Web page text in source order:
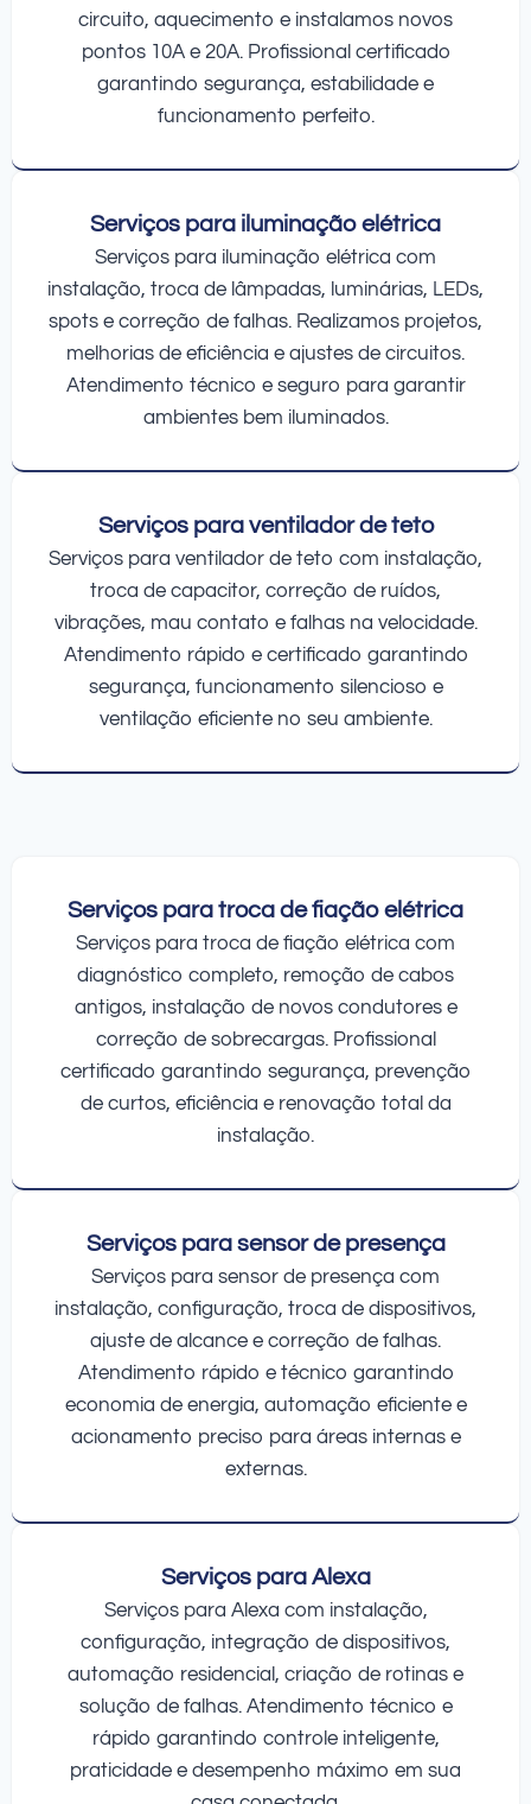
circuito, aquecimento e instalamos novos
pontos 10A e 20A. Profissional certificado
garantindo segurança, estabilidade e
funcionamento perfeito.
Serviços para iluminação elétrica
Serviços para iluminação elétrica com
instalação, troca de lâmpadas, luminárias, LEDs,
spots e correção de falhas. Realizamos projetos,
melhorias de eficiência e ajustes de circuitos.
Atendimento técnico e seguro para garantir
ambientes bem iluminados.
Serviços para ventilador de teto
Serviços para ventilador de teto com instalação,
troca de capacitor, correção de ruídos,
vibrações, mau contato e falhas na velocidade.
Atendimento rápido e certificado garantindo
segurança, funcionamento silencioso e
ventilação eficiente no seu ambiente.
Serviços para troca de fiação elétrica
Serviços para troca de fiação elétrica com
diagnóstico completo, remoção de cabos
antigos, instalação de novos condutores e
correção de sobrecargas. Profissional
certificado garantindo segurança, prevenção
de curtos, eficiência e renovação total da
instalação.
Serviços para sensor de presença
Serviços para sensor de presença com
instalação, configuração, troca de dispositivos,
ajuste de alcance e correção de falhas.
Atendimento rápido e técnico garantindo
economia de energia, automação eficiente e
acionamento preciso para áreas internas e
externas.
Serviços para Alexa
Serviços para Alexa com instalação,
configuração, integração de dispositivos,
automação residencial, criação de rotinas e
solução de falhas. Atendimento técnico e
rápido garantindo controle inteligente,
praticidade e desempenho máximo em sua